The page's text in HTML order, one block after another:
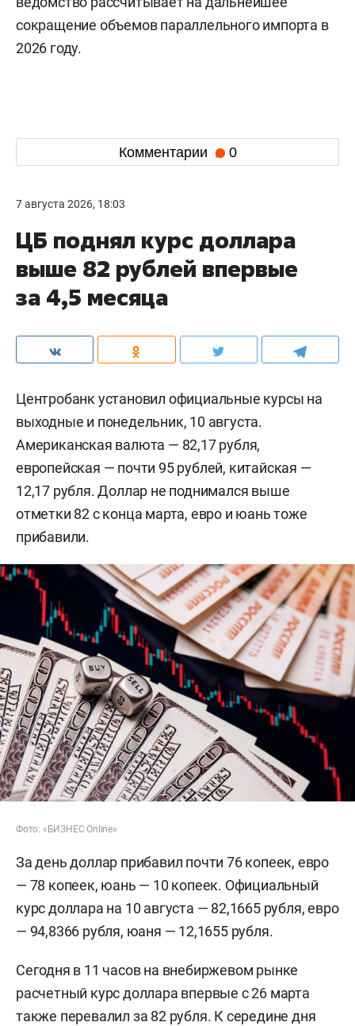
сокращение объемов параллельного импорта в
2026 году.
Комментарии 0
7 августа 2026, 18:03
ЦБ поднял курс доллара
выше 82 рублей впервые
за 4,5 месяца
Центробанк установил официальные курсы на
выходные и понедельник, 10 августа.
Американская валюта — 82,17 рубля,
европейская — почти 95 рублей, китайская —
12,17 рубля. Доллар не поднимался выше
отметки 82 с конца марта, евро и юань тоже
прибавили.
Фото: «БИЗНЕС Online»
За день доллар прибавил почти 76 копеек, евро
— 78 копеек, юань — 10 копеек. Официальный
курс доллара на 10 августа — 82,1665 рубля, евро
— 94,8366 рубля, юаня — 12,1655 рубля.
Сегодня в 11 часов на внебиржевом рынке
расчетный курс доллара впервые с 26 марта
также перевалил за 82 рубля. К середине дня